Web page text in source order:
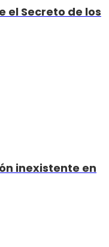
el Secreto de los
inexistente en